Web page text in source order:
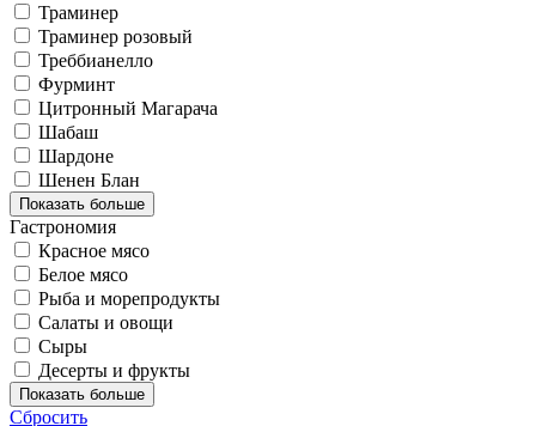
Траминер
Траминер розовый
Треббианелло
Фурминт
Цитронный Магарача
Шабаш
Шардоне
Шенен Блан
Показать больше
Гастрономия
Красное мясо
Белое мясо
Рыба и морепродукты
Салаты и овощи
Сыры
Десерты и фрукты
Показать больше
Сбросить